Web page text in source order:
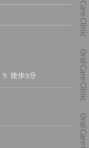
徒歩3分